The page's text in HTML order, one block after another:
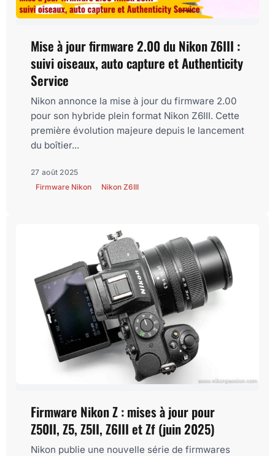
Mise à jour firmware 2.00 du Nikon Z6III :
suivi oiseaux, auto capture et Authenticity
Service
Nikon annonce la mise à jour du firmware 2.00
pour son hybride plein format Nikon Z6III. Cette
première évolution majeure depuis le lancement
du boîtier...
27 août 2025
Firmware Nikon
Nikon Z6III
Firmware Nikon Z : mises à jour pour
Z50II, Z5, Z5II, Z6III et Zf (juin 2025)
Nikon publie une nouvelle série de firmwares